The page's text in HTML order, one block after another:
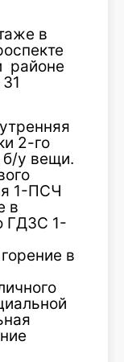
в
районе
2-го
б/у вещи.
1-ПСЧ
в
ГДЗС 1-
в